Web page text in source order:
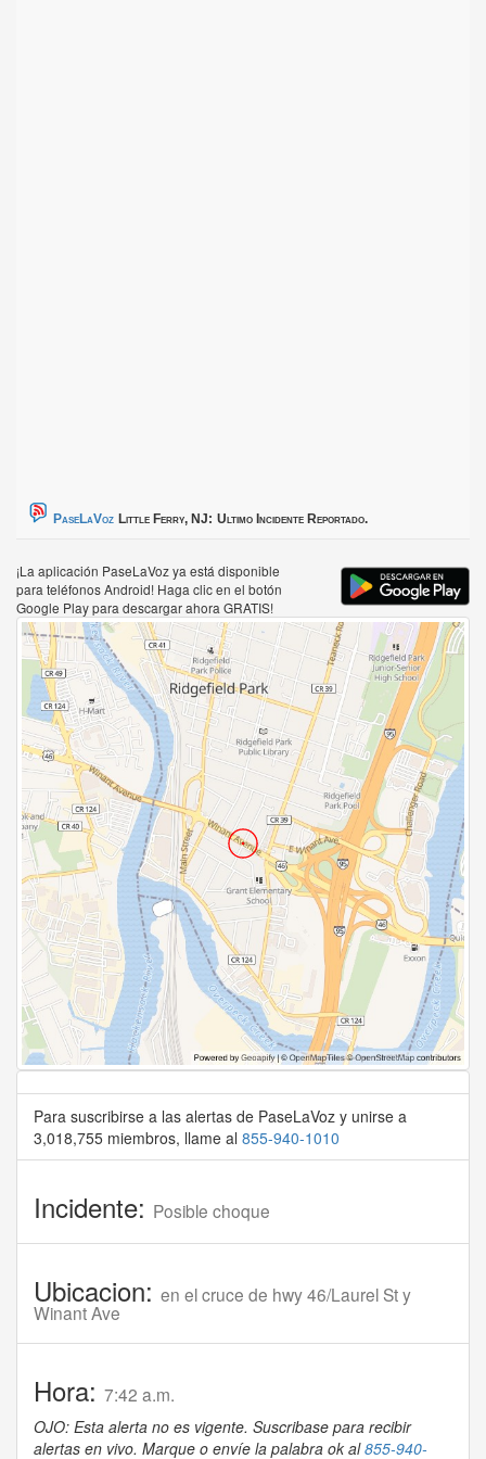
PaseLaVoz Little Ferry, NJ: Ultimo Incidente Reportado.
¡La aplicación PaseLaVoz ya está disponible
para teléfonos Android! Haga clic en el botón
Google Play para descargar ahora GRATIS!
Para suscribirse a las alertas de PaseLaVoz y unirse a
3,018,755 miembros, llame al 855-940-1010
Incidente: Posible choque
Ubicacion: en el cruce de hwy 46/Laurel St y
Winant Ave
Hora: 7:42 a.m.
OJO: Esta alerta no es vigente. Suscribase para recibir
alertas en vivo. Marque o envíe la palabra ok al855-940-